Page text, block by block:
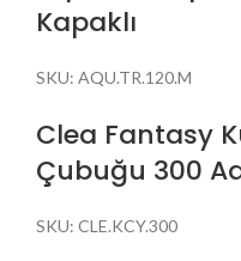
Kapaklı
SKU: AQU.TR.120.M
Clea Fantasy
Çubuğu 300
SKU: CLE.KCY.300